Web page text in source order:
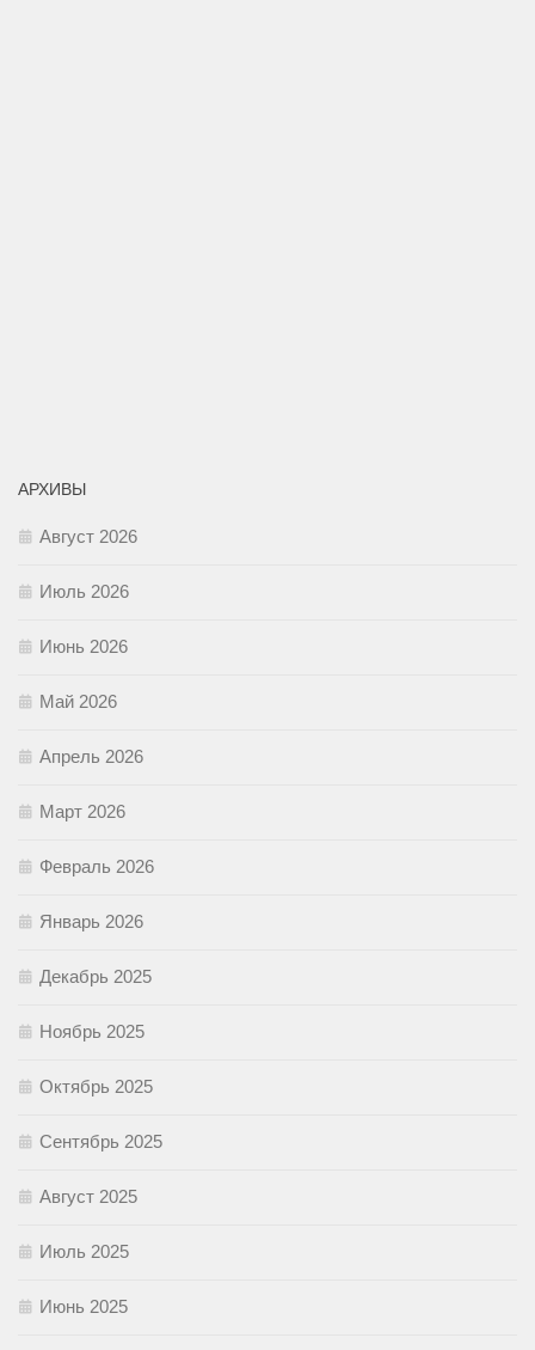
АРХИВЫ
Август 2026
Июль 2026
Июнь 2026
Май 2026
Апрель 2026
Март 2026
Февраль 2026
Январь 2026
Декабрь 2025
Ноябрь 2025
Октябрь 2025
Сентябрь 2025
Август 2025
Июль 2025
Июнь 2025